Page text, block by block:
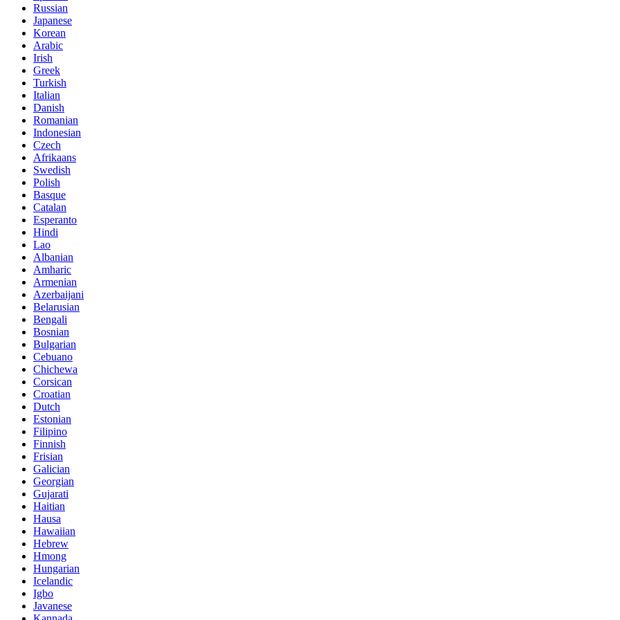
Russian
Japanese
Korean
Arabic
Irish
Greek
Turkish
Italian
Danish
Romanian
Indonesian
Czech
Afrikaans
Swedish
Polish
Basque
Catalan
Esperanto
Hindi
Lao
Albanian
Amharic
Armenian
Azerbaijani
Belarusian
Bengali
Bosnian
Bulgarian
Cebuano
Chichewa
Corsican
Croatian
Dutch
Estonian
Filipino
Finnish
Frisian
Galician
Georgian
Gujarati
Haitian
Hausa
Hawaiian
Hebrew
Hmong
Hungarian
Icelandic
Igbo
Javanese